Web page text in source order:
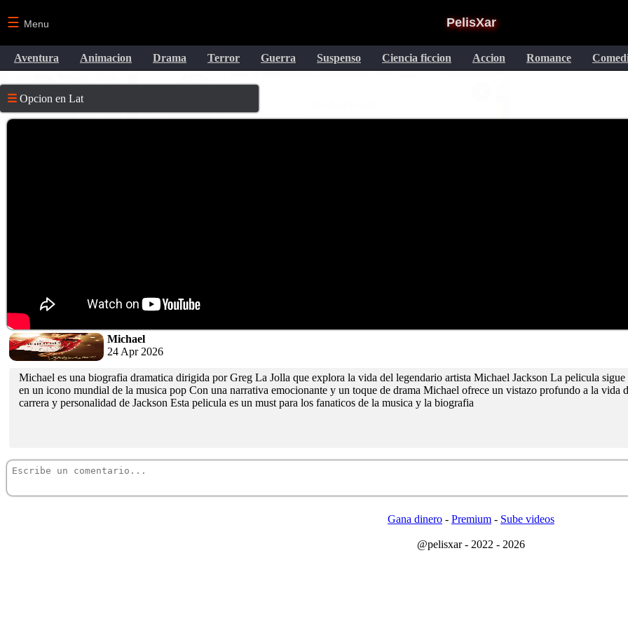
PelisXar
☰ Menu
Aventura Animacion Drama Terror Guerra Suspenso Ciencia ficcion Accion Romance
☰ Opcion en Lat
Michael
24 Apr 2026
Michael es una biografia dramatica dirigida por Greg La Jolla que explora la vida del legendario artista Michael Jackson La pelicula
en un icono mundial de la musica pop Con una narrativa emocionante y un toque de drama Michael ofrece un vistazo profundo a la vida
carrera y personalidad de Jackson Esta pelicula es un must para los fanaticos de la musica y la biografia
Gana dinero- Premium- Sube videos
@pelisxar - 2022 - 2026